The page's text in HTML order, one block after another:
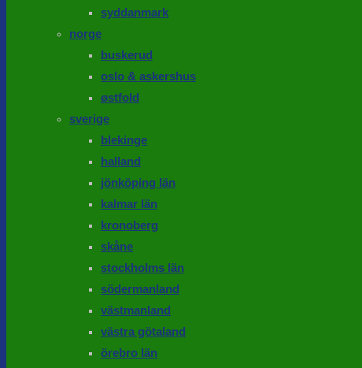
syddanmark
norge
buskerud
oslo & askershus
østfold
sverige
blekinge
halland
jönköping län
kalmar län
kronoberg
skåne
stockholms län
södermanland
västmanland
västra götaland
örebro län